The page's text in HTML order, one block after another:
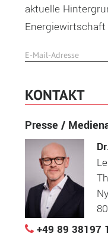
aktuelle
KONTAKT
Presse /
+49 89 38197